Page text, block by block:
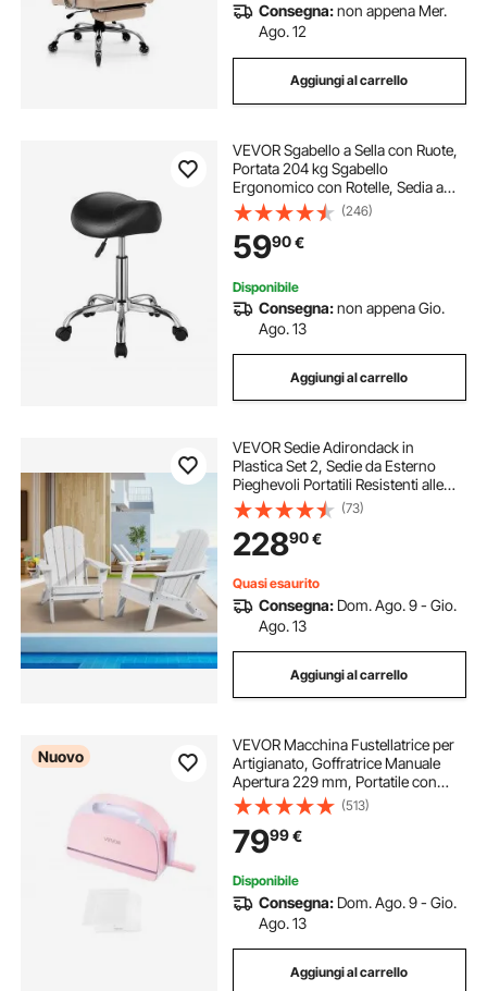
Consegna:non appena Mer.
Ago. 12
Aggiungi al carrello
VEVOR Sgabello a Sella con Ruote,
Portata 204 kg Sgabello
Ergonomico con Rotelle, Sedia a
Sella Girevole in Pelle PU Ispessita,
Regolabile in Altezza, per Salone
Spa Massaggio Clinica, Nero
(246)
5990€
Disponibile
Consegna:non appena Gio.
Ago. 13
Aggiungi al carrello
VEVOR Sedie Adirondack in
Plastica Set 2, Sedie da Esterno
Pieghevoli Portatili Resistenti alle
Intemperie per Patio con
Portabicchieri, Bracciolo Rilassante
Ergonomico, per Giardino Cortile,
Bianco
(73)
22890€
Quasi esaurito
Consegna: Dom. Ago. 9 - Gio.
Ago. 13
Aggiungi al carrello
Nuovo
VEVOR Macchina Fustellatrice per
Artigianato, Goffratrice Manuale
Apertura 229 mm, Portatile con
Piastre di Taglio, Impugnatura
Ergonomica, per Arti e Mestieri
Scrapbooking Creazione Motivi a
Mano
(513)
7999€
Disponibile
Consegna: Dom. Ago. 9 - Gio.
Ago. 13
Aggiungi al carrello